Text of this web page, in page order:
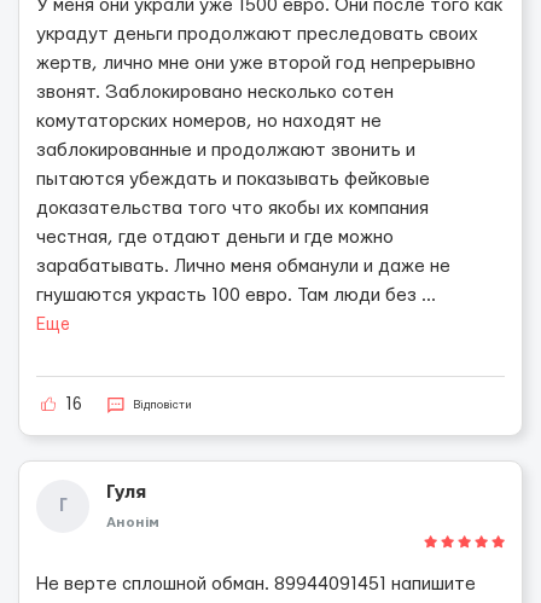
У меня они украли уже 1500 евро. Они после того как
украдут деньги продолжают преследовать своих
жертв, лично мне они уже второй год непрерывно
звонят. Заблокировано несколько сотен
комутаторских номеров, но находят не
заблокированные и продолжают звонить и
пытаются убеждать и показывать фейковые
доказательства того что якобы их компания
честная, где отдают деньги и где можно
зарабатывать. Лично меня обманули и даже не
гнушаются украсть 100 евро. Там люди без ...
Еще
16 Відповісти
Г
Гуля
Анонім
Не верте сплошной обман. 89944091451 напишите